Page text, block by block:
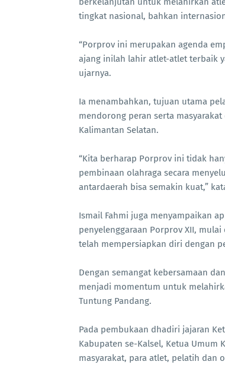
tingkat nasional, bahkan
“Porprov ini merupakan agenda
ajang inilah lahir atlet-atlet terbaik
ujarnya.
Ia menambahkan, tujuan utama
mendorong peran serta
Kalimantan Selatan.
“Kita berharap Porprov ini tidak
pembinaan olahraga secara
antardaerah bisa semakin kuat,”
Ismail Fahmi juga menyampaikan
penyelenggaraan Porprov XII,
telah mempersiapkan diri dengan
Dengan semangat kebersamaan
menjadi momentum untuk
Tuntung Pandang.
Pada pembukaan dhadiri jajaran
Kabupaten se-Kalsel, Ketua Umum
masyarakat, para atlet, pelatih dan